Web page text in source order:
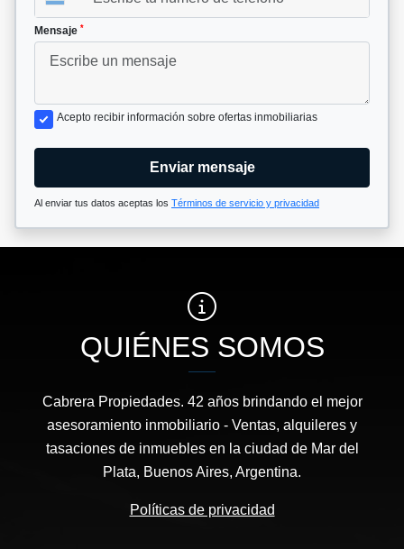
Mensaje *
Acepto recibir información sobre ofertas inmobiliarias
Enviar mensaje
Al enviar tus datos aceptas los Términos de servicio y privacidad
QUIÉNES SOMOS
Cabrera Propiedades. 42 años brindando el mejor
asesoramiento inmobiliario - Ventas, alquileres y
tasaciones de inmuebles en la ciudad de Mar del
Plata, Buenos Aires, Argentina.
Políticas de privacidad